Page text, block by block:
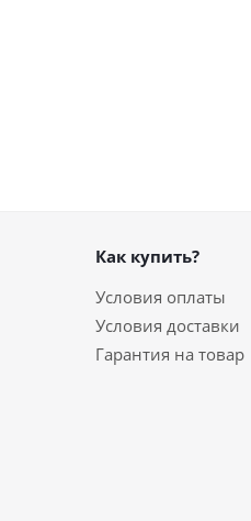
Как купить?
Условия оплаты
Условия доставки
Гарантия на товар